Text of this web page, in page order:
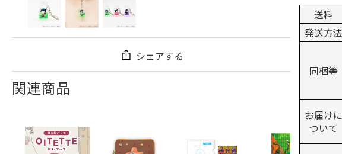
シェアする
関連商品
送料
発送方法
同梱等
お届けに
ついて